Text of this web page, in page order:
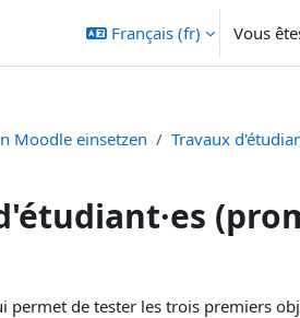
Français ‎(fr)‎ Vous
Moodle einsetzen
Travaux
de tester les trois premiers